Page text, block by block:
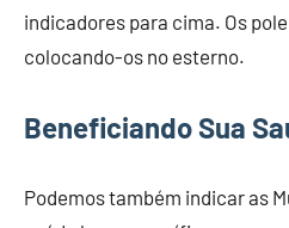
indicadores para cima. Os
colocando-os no esterno.
Beneficiando Sua
Podemos também indicar as